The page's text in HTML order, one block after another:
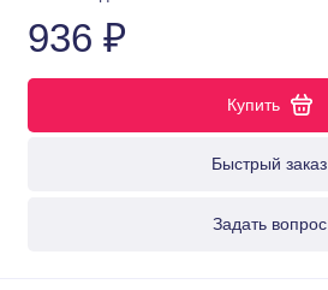
936 ₽
Купить
Быстрый заказ
Задать вопрос